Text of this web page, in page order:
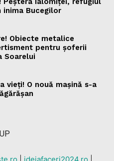
Bucegilor
Obiecte metalice
pentru șoferii
Soarelui
vieți! O nouă mașină s-a